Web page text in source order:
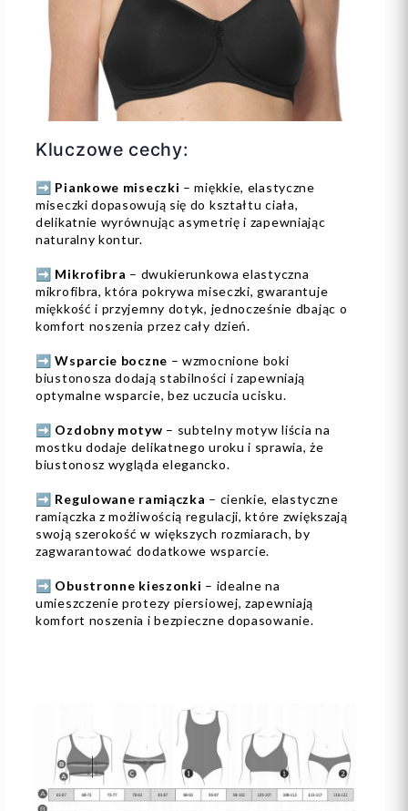
Kluczowe cechy:
➡️ Piankowe miseczki – miękkie, elastyczne
miseczki dopasowują się do kształtu ciała,
delikatnie wyrównując asymetrię i zapewniając
naturalny kontur.
➡️ Mikrofibra – dwukierunkowa elastyczna
mikrofibra, która pokrywa miseczki, gwarantuje
miękkość i przyjemny dotyk, jednocześnie dbając o
komfort noszenia przez cały dzień.
➡️Wsparcie boczne – wzmocnione boki
biustonosza dodają stabilności i zapewniają
optymalne wsparcie, bez uczucia ucisku.
➡️ Ozdobny motyw – subtelny motyw liścia na
mostku dodaje delikatnego uroku i sprawia, że
biustonosz wygląda elegancko.
➡️ Regulowane ramiączka – cienkie, elastyczne
ramiączka z możliwością regulacji, które zwiększają
swoją szerokość w większych rozmiarach, by
zagwarantować dodatkowe wsparcie.
➡️ Obustronne kieszonki – idealne na
umieszczenie protezy piersiowej, zapewniają
komfort noszenia i bezpieczne dopasowanie.